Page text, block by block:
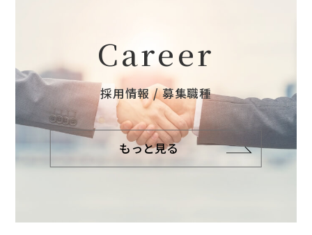
Career
採用情報 / 募集職種
もっと見る